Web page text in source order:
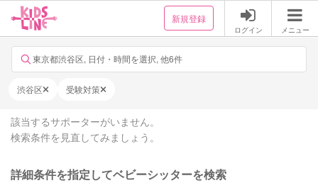
新規登録
ログイン メニュー
東京都渋谷区, 日付・時間を選択, 他6件
渋谷区 受験対策
該当するサポーターがいません。
検索条件を見直してみましょう。
詳細条件を指定してベビーシッターを検索